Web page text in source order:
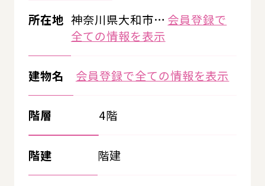
所在地 神奈川県大和市… 会員登録で
全ての情報を表示
建物名 会員登録で全ての情報を表示
階層 4階
階建 階建